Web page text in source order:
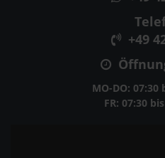
+49
MO-DO: 07:30
FR: 07:30